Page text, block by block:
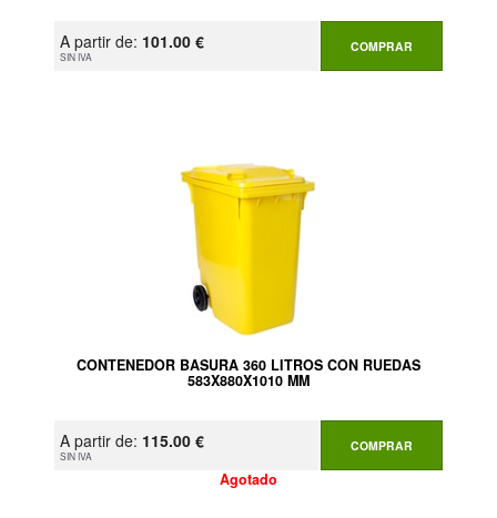
A partir de: 101.00 €
SIN IVA
COMPRAR
CONTENEDOR BASURA 360 LITROS CON RUEDAS
583X880X1010 MM
A partir de: 115.00 €
SIN IVA
COMPRAR
Agotado